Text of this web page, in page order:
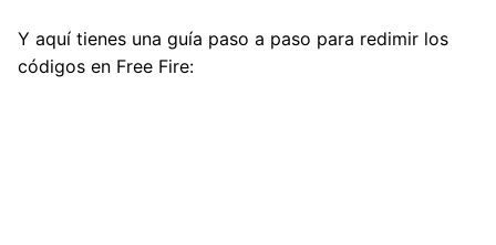
Y aquí tienes una guía paso a paso para redimir los
códigos en Free Fire: